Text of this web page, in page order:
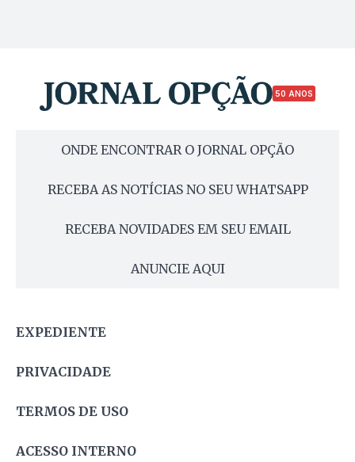
50 ANOS
ONDE ENCONTRAR O JORNAL OPÇÃO
RECEBA AS NOTÍCIAS NO SEU WHATSAPP
RECEBA NOVIDADES EM SEU EMAIL
ANUNCIE AQUI
EXPEDIENTE
PRIVACIDADE
TERMOS DE USO
ACESSO INTERNO